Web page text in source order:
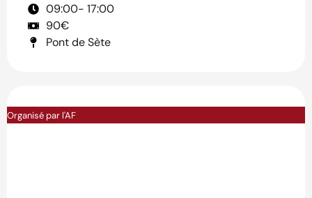
09:00- 17:00
90€
Pont de Sète
Organisé par l'AF